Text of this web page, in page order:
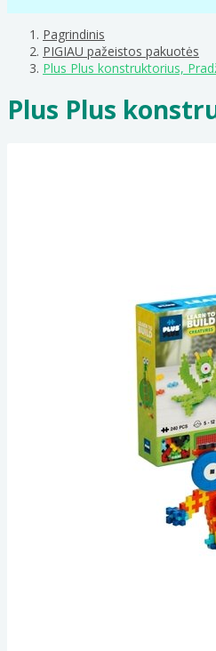
Pagrindinis
PIGIAU pažeistos pakuotės
Plus Plus konstruktorius,
Plus Plus